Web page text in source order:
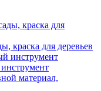
краска для деревьев